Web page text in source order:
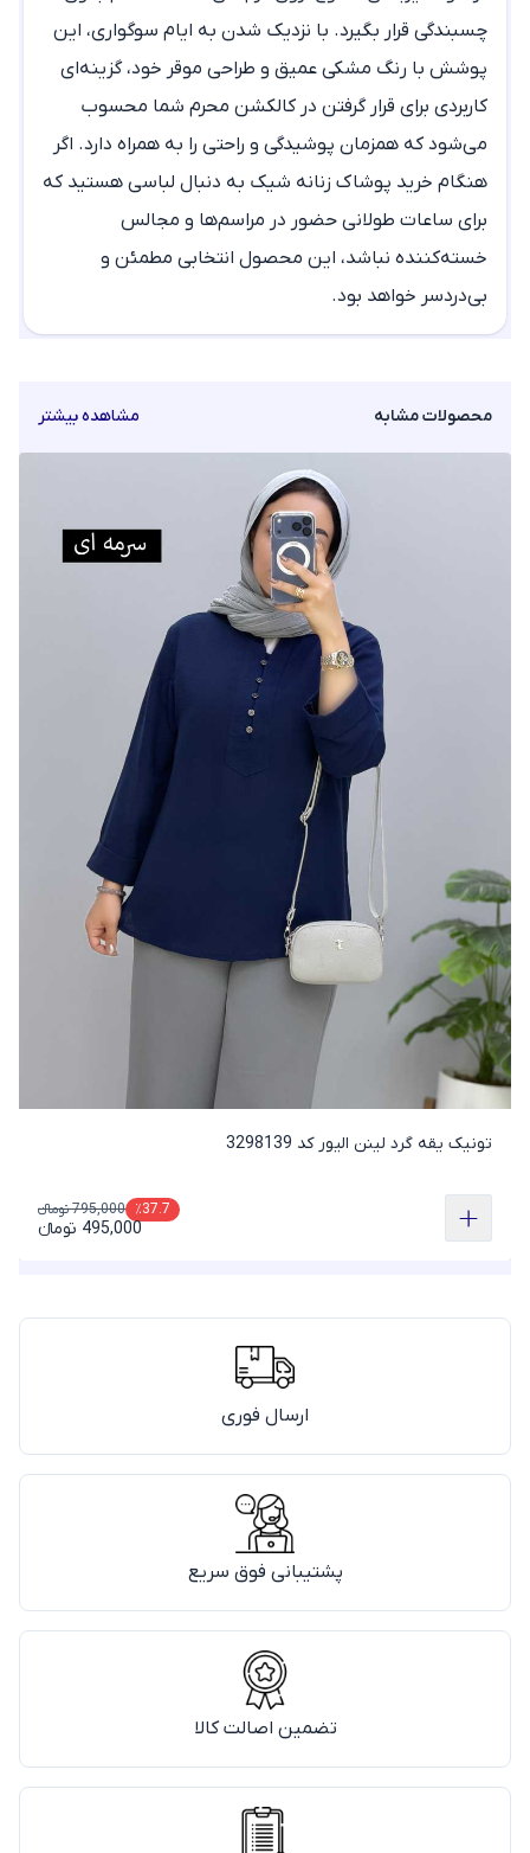
چسبندگی قرار بگیرد. با نزدیک شدن به ایام سوگواری، این
پوشش با رنگ مشکی عمیق و طراحی موقر خود، گزینه‌ای
کاربردی برای قرار گرفتن درکالکشن محرم شما محسوب
می‌شود که همزمان پوشیدگی و راحتی را به همراه دارد. اگر
هنگام خرید پوشاک زنانه شیک به دنبال لباسی هستید که
برای ساعات طولانی حضور در مراسم‌ها و مجالس
خسته‌کننده نباشد، این محصول انتخابی مطمئن و
بی‌دردسر خواهد بود.
محصولات مشابه مشاهده بیشتر
تونیک یقه گرد لینن الیور کد 3298139
٪37.7 795,000 تومانء
495,000 تومانء
ارسال فوری
پشتیبانی فوق سریع
تضمین اصالت کالا